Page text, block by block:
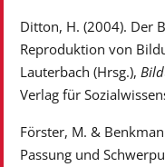
Ditton, H. (2004). Der
Reproduktion von
Lauterbach (Hrsg.),
Verlag für
Förster, M. &
Passung und